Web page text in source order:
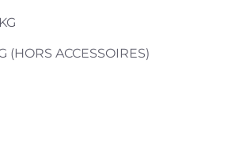
(HORS ACCESSOIRES)